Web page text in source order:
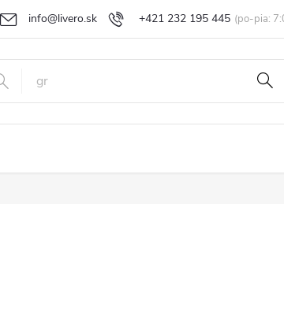
+421 232 195 445
info@livero.sk
Vrátenie tovaru a reklamácia Obchodné podmienky